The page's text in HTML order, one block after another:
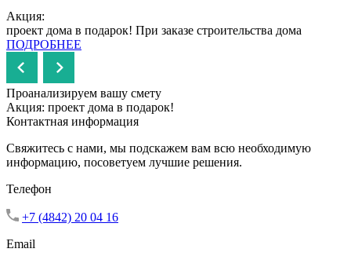
Акция:
проект дома в подарок! При заказе строительства дома
ПОДРОБНЕЕ
Проанализируем вашу смету
Акция: проект дома в подарок!
Контактная информация
Свяжитесь с нами, мы подскажем вам всю необходимую
информацию, посоветуем лучшие решения.
Телефон
+7 (4842) 20 04 16
Email